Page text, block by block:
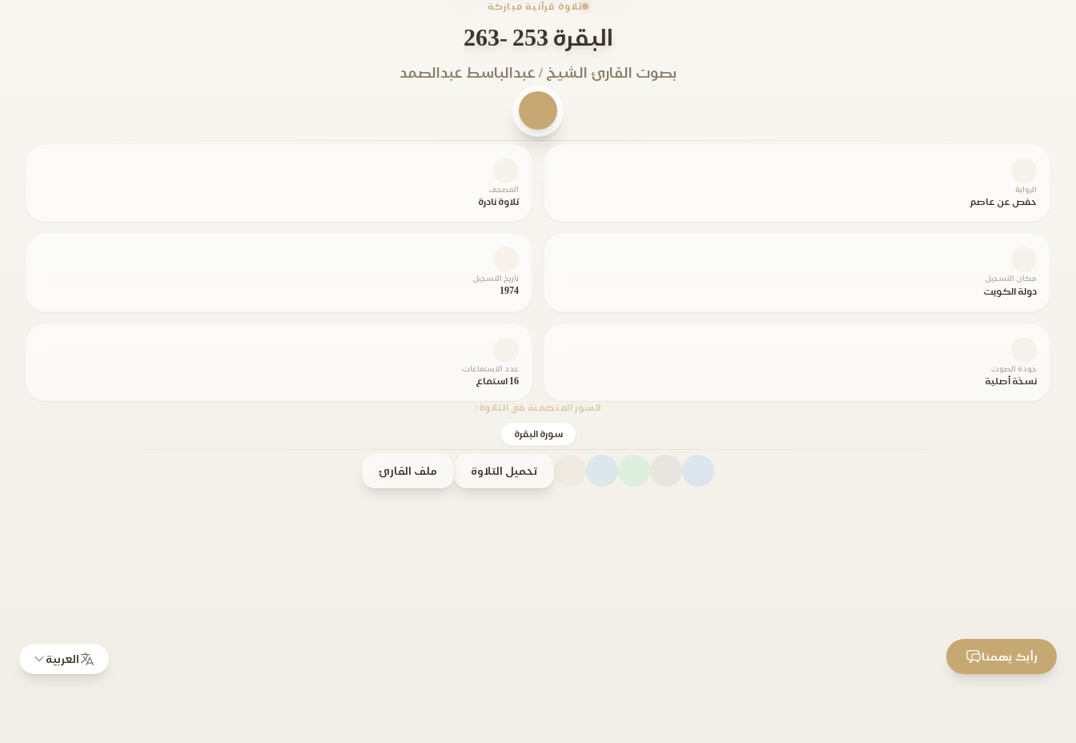
تلاوة قرآنية مباركة
البقرة 253 -263
بصوت القارئ الشيخ / عبدالباسط عبدالصمد
الرواية
حفص عن عاصم
المصحف
تلاوة نادرة
مكان التسجيل
دولة الكويت
تاريخ التسجيل
1974
جودة الصوت
نسخة أصلية
عدد الاستماعات
16 استماع
السور المتضمنة في التلاوة:
سورة البقرة
تحميل التلاوة ملف القارئ
العربية رأيك يهمنا